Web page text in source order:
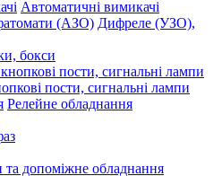
Автоматичні вимикачі
Дифреле (УЗО),
бокси
пости, сигнальні лампи
Релейне обладнання